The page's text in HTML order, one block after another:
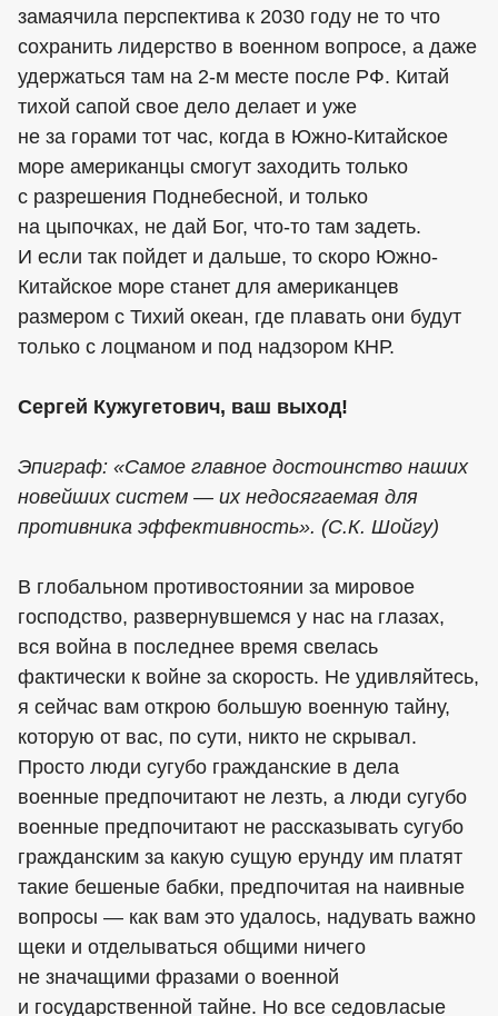
замаячила перспектива к 2030 году не то что
сохранить лидерство в военном вопросе, а даже
удержаться там на 2-м месте после РФ. Китай
тихой сапой свое дело делает и уже
не за горами тот час, когда в Южно-Китайское
море американцы смогут заходить только
с разрешения Поднебесной, и только
на цыпочках, не дай Бог, что-то там задеть.
И если так пойдет и дальше, то скоро Южно-
Китайское море станет для американцев
размером с Тихий океан, где плавать они будут
только с лоцманом и под надзором КНР.
Сергей Кужугетович, ваш выход!
Эпиграф: «Самое главное достоинство наших
новейших систем — их недосягаемая для
противника эффективность». (С.К. Шойгу)
В глобальном противостоянии за мировое
господство, развернувшемся у нас на глазах,
вся война в последнее время свелась
фактически к войне за скорость. Не удивляйтесь,
я сейчас вам открою большую военную тайну,
которую от вас, по сути, никто не скрывал.
Просто люди сугубо гражданские в дела
военные предпочитают не лезть, а люди сугубо
военные предпочитают не рассказывать сугубо
гражданским за какую сущую ерунду им платят
такие бешеные бабки, предпочитая на наивные
вопросы — как вам это удалось, надувать важно
щеки и отделываться общими ничего
не значащими фразами о военной
и государственной тайне. Но все седовласые